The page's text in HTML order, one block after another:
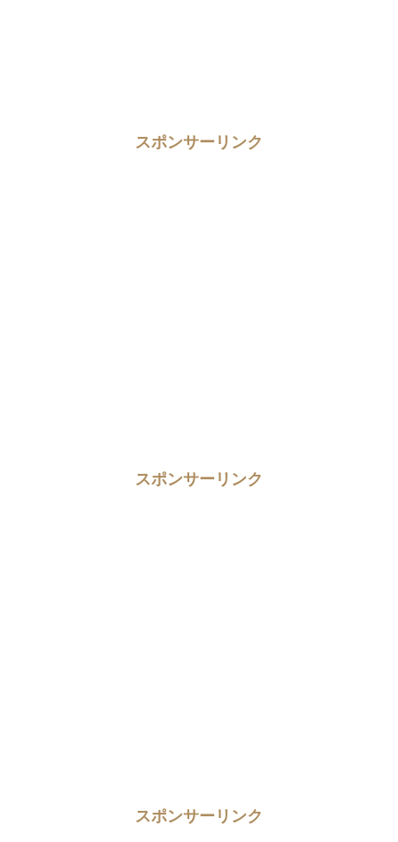
スポンサーリンク
スポンサーリンク
スポンサーリンク